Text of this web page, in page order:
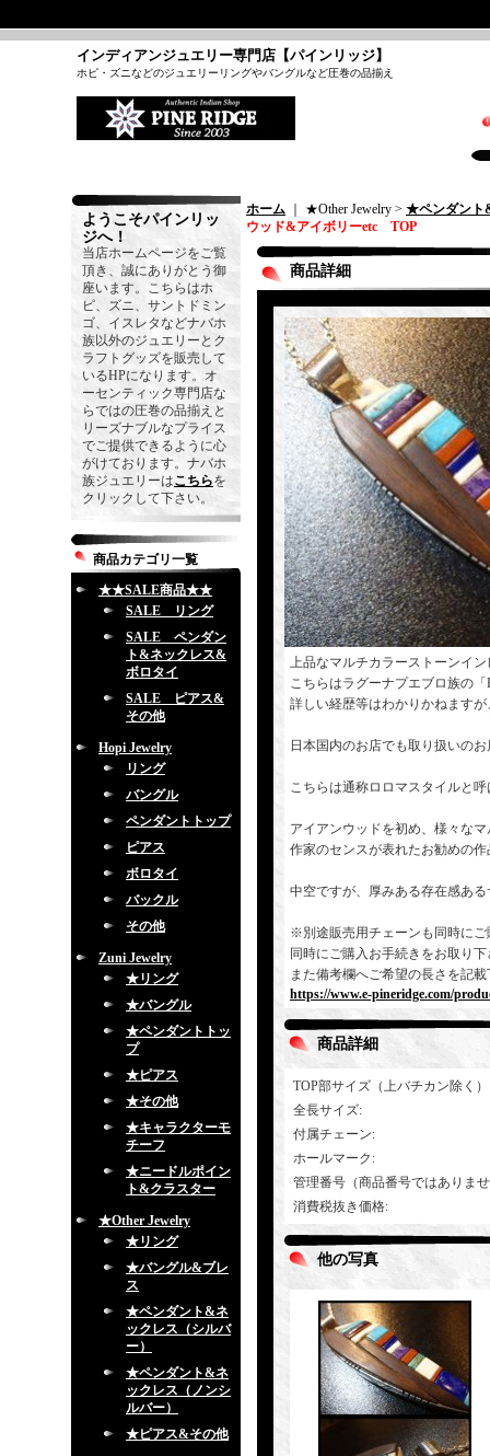
インディアンジュエリー専門店【パインリッジ】
ホピ・ズニなどのジュエリーリングやバングルなど圧巻の品揃え
ようこそパインリッ
ジへ！
当店ホームページをご覧
頂き、誠にありがとう御
座います。こちらはホ
ピ、ズニ、サントドミン
ゴ、イスレタなどナバホ
族以外のジュエリーとク
ラフトグッズを販売して
いるHPになります。オ
ーセンティック専門店な
らではの圧巻の品揃えと
リーズナブルなプライス
でご提供できるように心
がけております。ナバホ
族ジュエリーはこちらを
クリックして下さい。
商品カテゴリ一覧
★★SALE商品★★
SALE リング
SALE ペンダン
ト&ネックレス&
ボロタイ
SALE ピアス&
その他
Hopi Jewelry
リング
バングル
ペンダントトップ
ピアス
ボロタイ
バックル
その他
Zuni Jewelry
★リング
★バングル
★ペンダントトッ
プ
★ピアス
★その他
★キャラクターモ
チーフ
★ニードルポイン
ト&クラスター
★Other Jewelry
★リング
★バングル&ブレ
ス
★ペンダント&ネ
ックレス（シルバ
ー）
★ペンダント&ネ
ックレス（ノンシ
ルバー）
★ピアス&その他
ホーム ｜ ★Other Jewelry > ★ペンダント
ウッド&アイボリーetc TOP
商品詳細
上品なマルチカラーストーンイ
こちらはラグーナプエブロ族の
詳しい経歴等はわかりかねます
日本国内のお店でも取り扱いの
こちらは通称ロロマスタイルと
アイアンウッドを初め、様々な
作家のセンスが表れたお勧めの作
中空ですが、厚みある存在感あ
※別途販売用チェーンも同時に
同時にご購入お手続きをお取り
また備考欄へご希望の長さを記
https://www.e-pineridge.com/
商品詳細
TOP部サイズ（上バチカン除く）
全長サイズ:
付属チェーン:
ホールマーク :
管理番号（商品番号ではありま
消費税抜き価格:
他の写真